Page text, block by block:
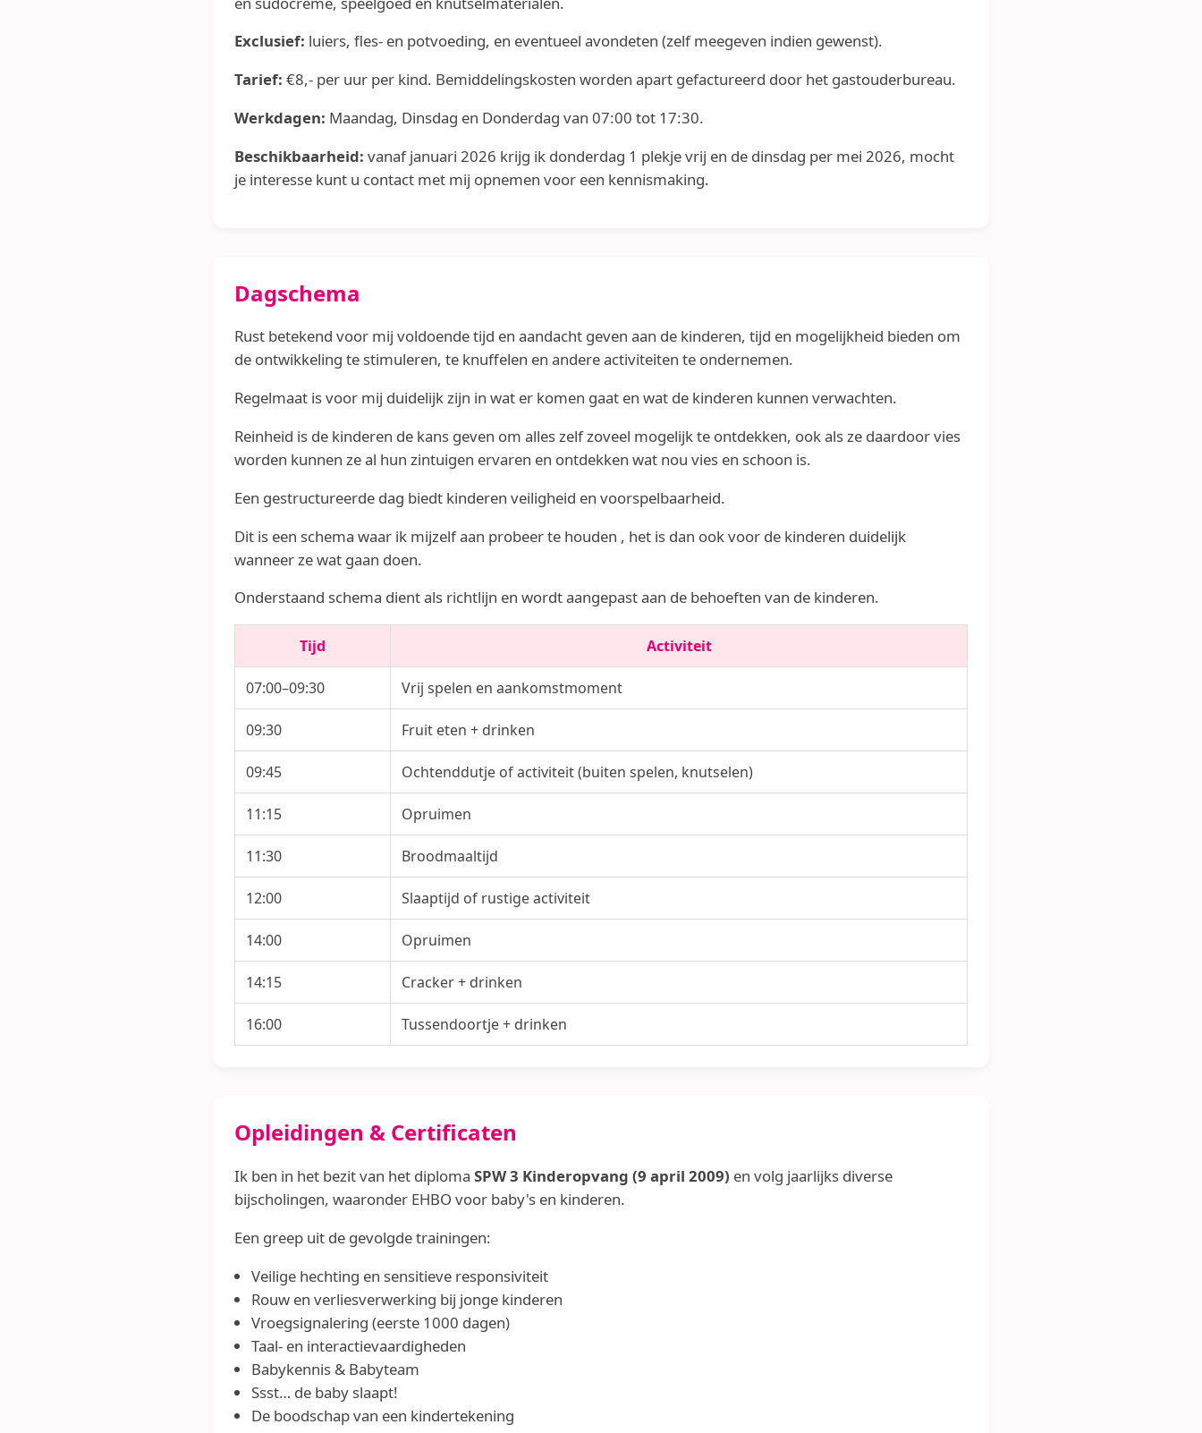
Exclusief: luiers, fles- en potvoeding, en eventueel avondeten (zelf meegeven indien gewenst).
Tarief: €8,- per uur per kind. Bemiddelingskosten worden apart gefactureerd door het gastouderbureau.
Werkdagen: Maandag, Dinsdag en Donderdag van 07:00 tot 17:30.
Beschikbaarheid: vanaf januari 2026 krijg ik donderdag 1 plekje vrij en de dinsdag per mei 2026, mocht
je interesse kunt u contact met mij opnemen voor een kennismaking.
Dagschema
Rust betekend voor mij voldoende tijd en aandacht geven aan de kinderen, tijd en mogelijkheid bieden om
de ontwikkeling te stimuleren, te knuffelen en andere activiteiten te ondernemen.
Regelmaat is voor mij duidelijk zijn in wat er komen gaat en wat de kinderen kunnen verwachten.
Reinheid is de kinderen de kans geven om alles zelf zoveel mogelijk te ontdekken, ook als ze daardoor vies
worden kunnen ze al hun zintuigen ervaren en ontdekken wat nou vies en schoon is.
Een gestructureerde dag biedt kinderen veiligheid en voorspelbaarheid.
Dit is een schema waar ik mijzelf aan probeer te houden , het is dan ook voor de kinderen duidelijk
wanneer ze wat gaan doen.
Onderstaand schema dient als richtlijn en wordt aangepast aan de behoeften van de kinderen.
Tijd Activiteit
07:00–09:30 Vrij spelen en aankomstmoment
09:30 Fruit eten + drinken
09:45 Ochtenddutje of activiteit (buiten spelen, knutselen)
11:15 Opruimen
11:30 Broodmaaltijd
12:00 Slaaptijd of rustige activiteit
14:00 Opruimen
14:15 Cracker + drinken
16:00 Tussendoortje + drinken
Opleidingen & Certificaten
Ik ben in het bezit van het diploma SPW 3 Kinderopvang (9 april 2009) en volg jaarlijks diverse
bijscholingen, waaronder EHBO voor baby's en kinderen.
Een greep uit de gevolgde trainingen:
Veilige hechting en sensitieve responsiviteit
Rouw en verliesverwerking bij jonge kinderen
Vroegsignalering (eerste 1000 dagen)
Taal- en interactievaardigheden
Babykennis & Babyteam
Ssst… de baby slaapt!
De boodschap van een kindertekening